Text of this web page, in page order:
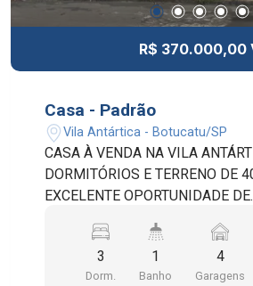
RESIDENCIAL TRANQUILO E EM
R$ 370.000,00
Casa - Padrão
Vila Antártica - Botucatu/SP
CASA À VENDA NA VILA
DORMITÓRIOS E TERRENO DE
EXCELENTE OPORTUNIDADE DE
ANTÁRTICA. IMÓVEL COM
DISTRIBUIÇÃO DE ESPAÇO,
120,00 M² DE ÁREA
3
Dorm.
1
Banho
4
Garagens